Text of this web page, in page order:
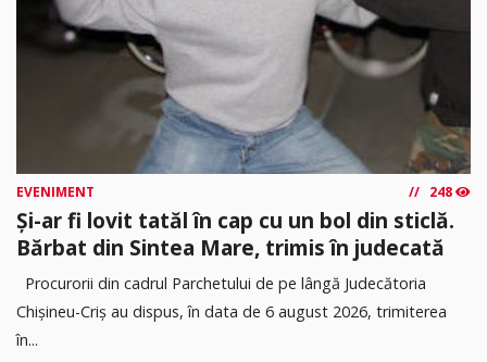
EVENIMENT 248
Și-ar fi lovit tatăl în cap cu un bol din sticlă.
Bărbat din Sintea Mare, trimis în judecată
Procurorii din cadrul Parchetului de pe lângă Judecătoria
Chișineu-Criș au dispus, în data de 6 august 2026, trimiterea
în...